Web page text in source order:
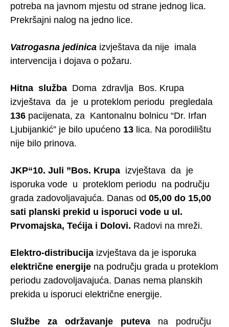
potreba na javnom mjestu od strane jednog lica.
Prekršajni nalog na jedno lice.
Vatrogasna jedinica izvještava da nije imala
intervencija i dojava o požaru.
Hitna služba Doma zdravlja Bos. Krupa
izvještava da je u proteklom periodu pregledala
136 pacijenata, za Kantonalnu bolnicu “Dr. Irfan
Ljubijankić” je bilo upućeno 13 lica. Na porodilištu
nije bilo prinova.
JKP“10. Juli ”Bos. Krupa izvještava da je
isporuka vode u proteklom periodu na području
grada zadovoljavajuća. Danas od 05,00 do 15,00
sati planski prekid u isporuci vode u ul.
Prvomajska, Tećija i Dolovi. Radovi na mreži.
Elektro-distribucija izvještava da je isporuka
električne energije na području grada u proteklom
periodu zadovoljavajuća. Danas nema planskih
prekida u isporuci električne energije.
Službe za održavanje puteva na području